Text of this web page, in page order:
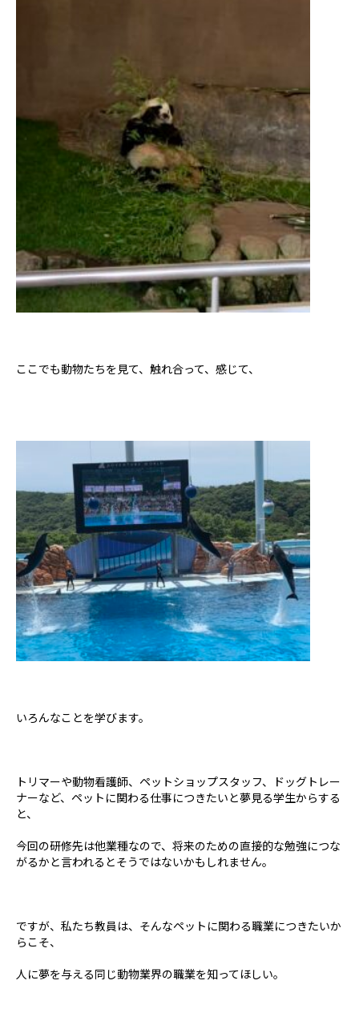
ここでも動物たちを見て、触れ合って、感じて、
いろんなことを学びます。
トリマーや動物看護師、ペットショップスタッフ、ドッグトレー
ナーなど、ペットに関わる仕事につきたいと夢見る学生からする
と、
今回の研修先は他業種なので、将来のための直接的な勉強につな
がるかと言われるとそうではないかもしれません。
ですが、私たち教員は、そんなペットに関わる職業につきたいか
らこそ、
人に夢を与える同じ動物業界の職業を知ってほしい。